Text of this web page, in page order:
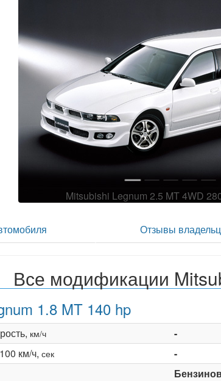
Mitsubishi Legnum 2.5 MT 4WD
Отзывы
Все модификации
1.8 MT 140 hp
км/ч
-
км/ч, сек
-